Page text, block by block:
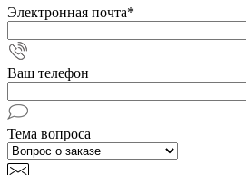
Электронная почта*
Ваш телефон
Тема вопроса